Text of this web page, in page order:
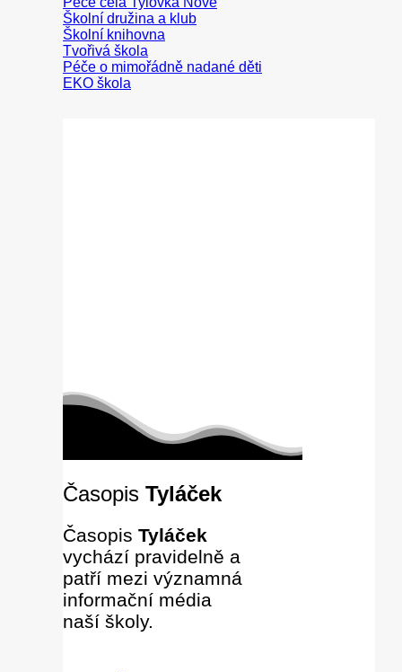
Školní družina a klub
Školní knihovna
Tvořivá škola
Péče o mimořádně nadané děti
EKO škola
Časopis Tyláček
Časopis Tyláček
vychází pravidelně a
patří mezi významná
informační média
naší školy.